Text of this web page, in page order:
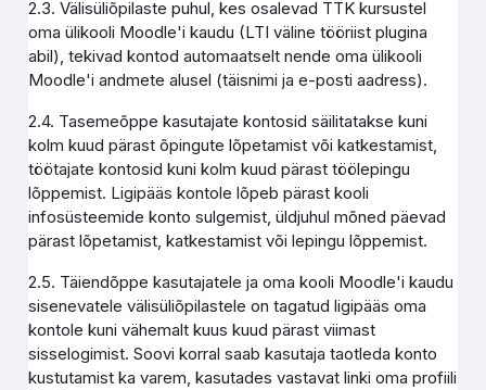
2.3. Välisüliõpilaste puhul, kes osalevad TTK kursustel
oma ülikooli Moodle'i kaudu (LTI väline tööriist plugina
abil), tekivad kontod automaatselt nende oma ülikooli
Moodle'i andmete alusel (täisnimi ja e-posti aadress).
2.4. Tasemeõppe kasutajate kontosid säilitatakse kuni
kolm kuud pärast õpingute lõpetamist või katkestamist,
töötajate kontosid kuni kolm kuud pärast töölepingu
lõppemist. Ligipääs kontole lõpeb pärast kooli
infosüsteemide konto sulgemist, üldjuhul mõned päevad
pärast lõpetamist, katkestamist või lepingu lõppemist.
2.5. Täiendõppe kasutajatele ja oma kooli Moodle'i kaudu
sisenevatele välisüliõpilastele on tagatud ligipääs oma
kontole kuni vähemalt kuus kuud pärast viimast
sisselogimist. Soovi korral saab kasutaja taotleda konto
kustutamist ka varem, kasutades vastavat linki oma profiili